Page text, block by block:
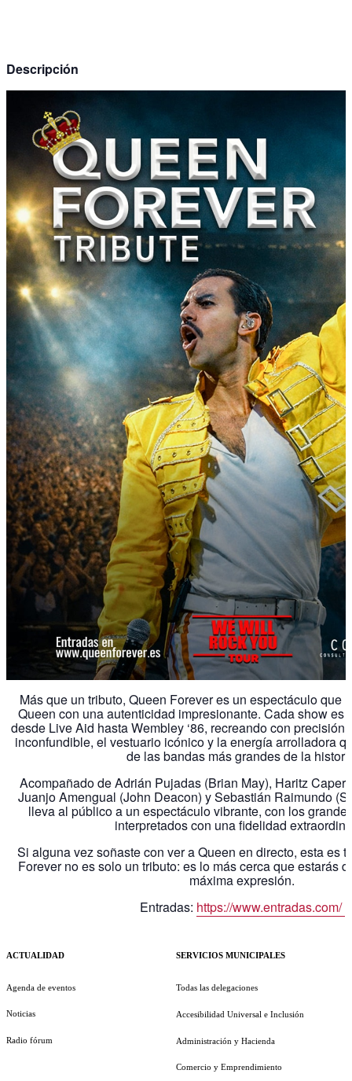
Descripción
Más que un tributo, Queen Forever es un espectáculo que
Queen con una autenticidad impresionante. Cada show es
desde Live Aid hasta Wembley ‘86, recreando con
inconfundible, el vestuario icónico y la energía arrolladora
de las bandas más grandes de la
Acompañado de Adrián Pujadas (Brian May), Haritz
Juanjo Amengual (John Deacon) y Sebastián Raimundo
lleva al público a un espectáculo vibrante, con los
interpretados con una fidelidad
Si alguna vez soñaste con ver a Queen en directo, esta es
Forever no es solo un tributo: es lo más cerca que estarás
máxima expresión.
Entradas: https://www.entradas.com/
ACTUALIDAD
Agenda de eventos
Noticias
Radio fórum
SERVICIOS MUNICIPALES
Todas las delegaciones
Accesibilidad Universal e Inclusión
Administración y Hacienda
Comercio y Emprendimiento